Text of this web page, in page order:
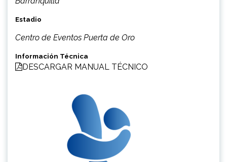
Estadio
Centro de Eventos Puerta de Oro
Información Técnica
DESCARGAR MANUAL TÉCNICO